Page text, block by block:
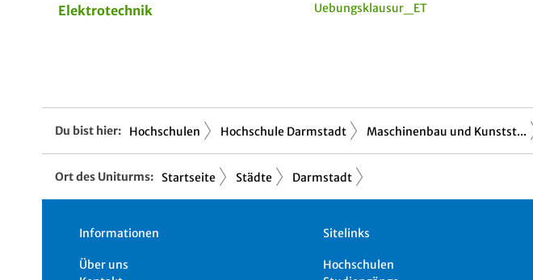
Elektrotechnik Uebungsklausur_ET
Du bist hier: Hochschulen Hochschule Darmstadt Maschinenbau und Kunstst...
Ort des Uniturms: Startseite Städte Darmstadt
Informationen
Über uns
Sitelinks
Hochschulen